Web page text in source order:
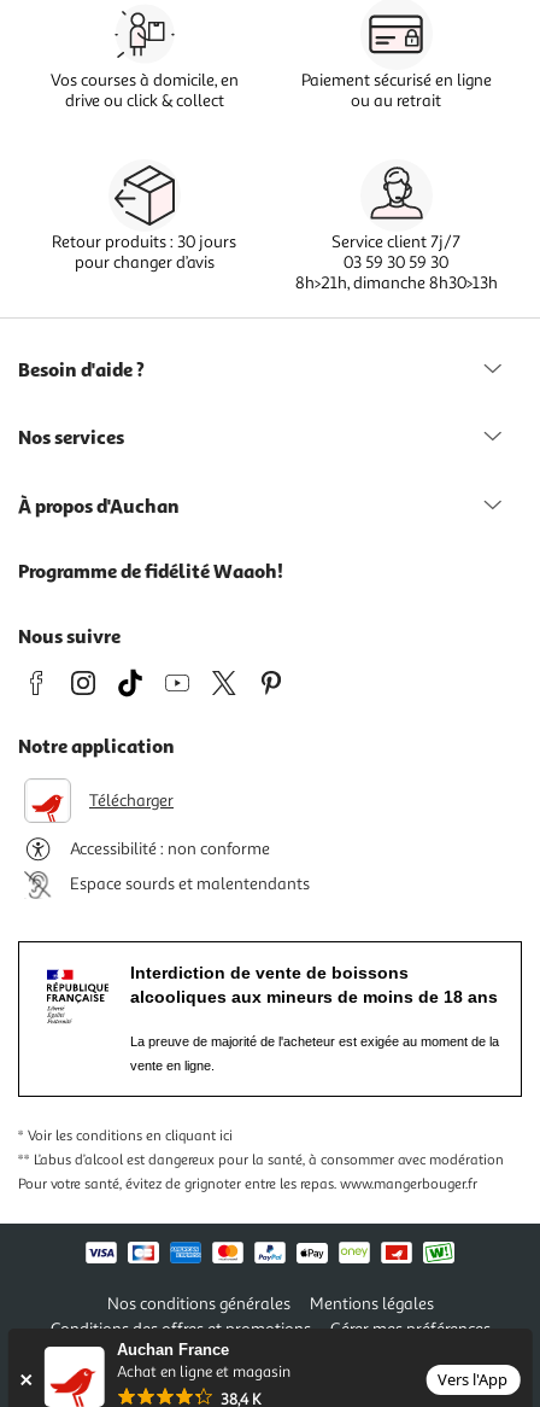
Auchan France
Achat en ligne et magasin
38,4 K
Vers l'App
Vos courses à domicile, en
drive ou click & collect
Paiement sécurisé en ligne
ou au retrait
Retour produits : 30 jours
pour changer d’avis
Service client 7j/7
03 59 30 59 30
8h>21h, dimanche 8h30>13h
Besoin d'aide ?
Nos services
À propos d'Auchan
Programme de fidélité Waaoh!
Nous suivre
Notre application
Télécharger
Accessibilité : non conforme
Espace sourds et malentendants
Interdiction de vente de boissons
alcooliques aux mineurs de moins de 18 ans
La preuve de majorité de l'acheteur est exigée au moment de la
vente en ligne.
* Voir les conditions en cliquant ici
** L’abus d’alcool est dangereux pour la santé, à consommer avec modération
Pour votre santé, évitez de grignoter entre les repas. www.mangerbouger.fr
Nos conditions générales
Mentions légales
Conditions des offres et promotions
Gérer mes préférences
Politique de confidentialité